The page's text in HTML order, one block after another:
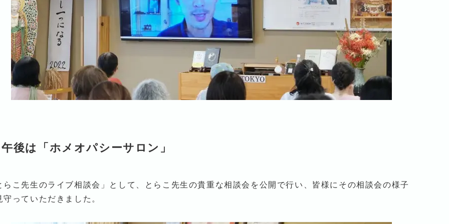
後は「ホメオパシーサロン」
らこ先生のライブ相談会」として、とらこ先生の貴重な相談会を公開で行い、皆様にその相談会の様子
守っていただきました。